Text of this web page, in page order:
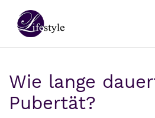
Wie lange
Pubertät?